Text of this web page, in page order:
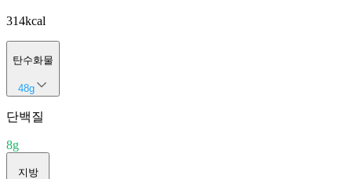
314kcal
탄수화물
48g
단백질
8g
지방